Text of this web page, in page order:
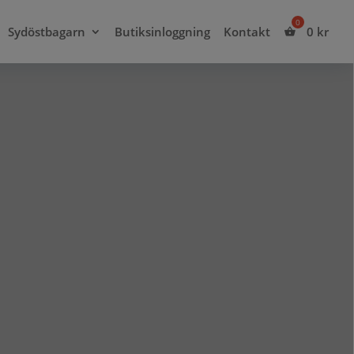
Sydöstbagarn Butiksinloggning Kontakt 0 kr